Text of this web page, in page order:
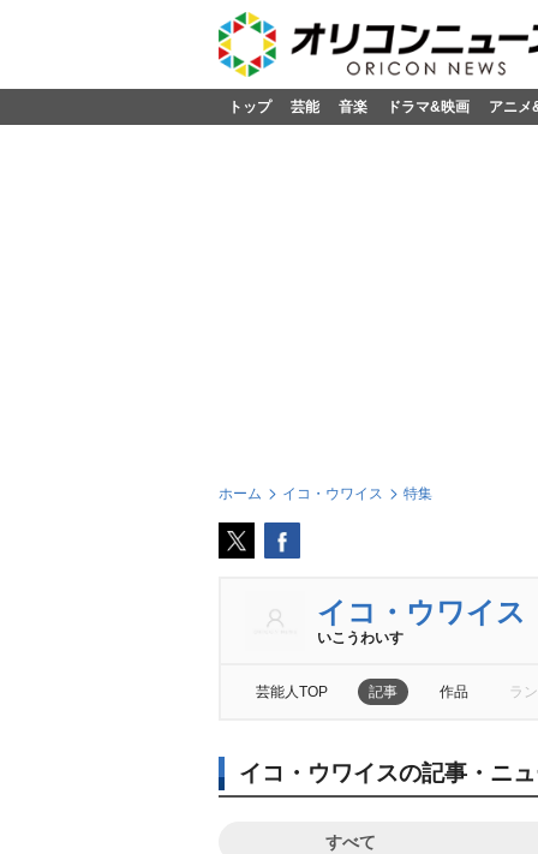
トップ 芸能 音楽 ドラマ&映画 アニメ
ホーム イコ・ウワイス 特集
イコ・ウワイス
いこうわいす
芸能人TOP 記事 作品 ラ
イコ・ウワイスの記事・ニ
すべて